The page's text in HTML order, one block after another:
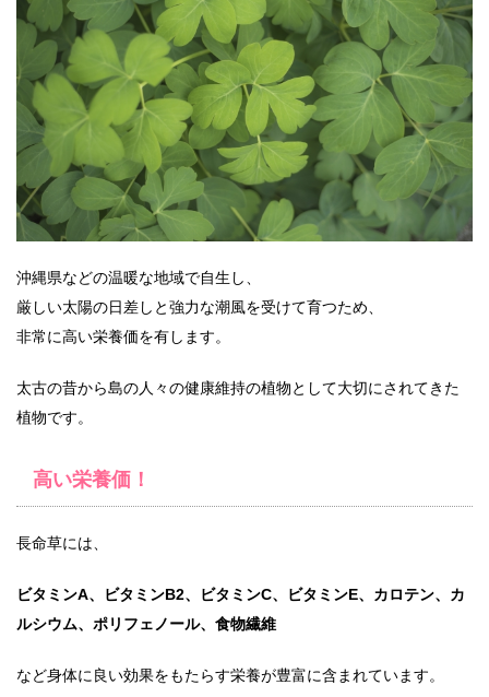
沖縄県などの温暖な地域で自生し、
厳しい太陽の日差しと強力な潮風を受けて育つため、
非常に高い栄養価を有します。
太古の昔から島の人々の健康維持の植物として大切にされてきた
植物です。
高い栄養価！
長命草には、
ビタミンA、ビタミンB2、ビタミンC、ビタミンE、カロテン、カ
ルシウム、ポリフェノール、食物繊維
など身体に良い効果をもたらす栄養が豊富に含まれています。